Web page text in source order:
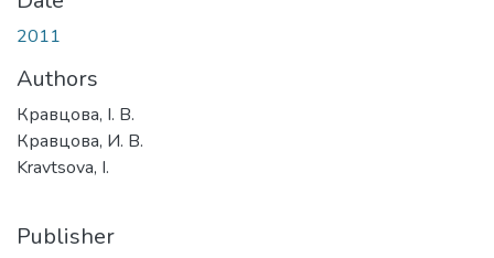
2011
Authors
Кравцова, І. В.
Кравцова, И. В.
Kravtsova, I.
Publisher